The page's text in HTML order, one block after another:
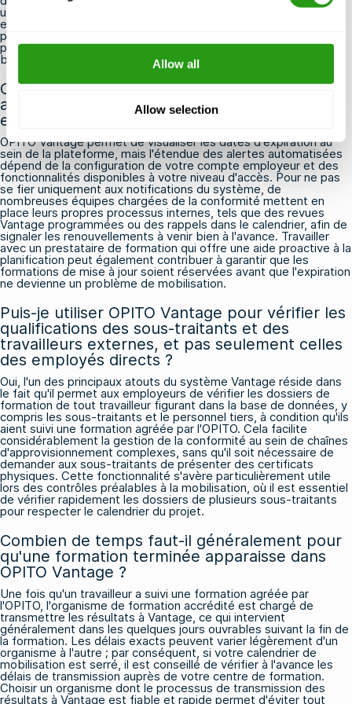
Allow all
Allow selection
une fiche manquante est due à un retard de saisie ou à une
erreur administrative au niveau du centre de formation, ce qui
peut être résolu rapidement. Si le problème persiste, vous
pouvez saisir directement l'OPITO, qui veille à l'intégrité de la
base de données Vantage.
OPITO Vantage envoie-t-il des alertes
automatiques lorsque la certification d'un
employé est sur le point d'expirer ?
OPITO Vantage permet de visualiser les dates d'expiration au
sein de la plateforme, mais l'étendue des alertes automatisées
dépend de la configuration de votre compte employeur et des
fonctionnalités disponibles à votre niveau d'accès. Pour ne pas
se fier uniquement aux notifications du système, de
nombreuses équipes chargées de la conformité mettent en
place leurs propres processus internes, tels que des revues
Vantage programmées ou des rappels dans le calendrier, afin de
signaler les renouvellements à venir bien à l'avance. Travailler
avec un prestataire de formation qui offre une aide proactive à la
planification peut également contribuer à garantir que les
formations de mise à jour soient réservées avant que l'expiration
ne devienne un problème de mobilisation.
Puis-je utiliser OPITO Vantage pour vérifier les
qualifications des sous-traitants et des
travailleurs externes, et pas seulement celles
des employés directs ?
Oui, l'un des principaux atouts du système Vantage réside dans
le fait qu'il permet aux employeurs de vérifier les dossiers de
formation de tout travailleur figurant dans la base de données, y
compris les sous-traitants et le personnel tiers, à condition qu'ils
aient suivi une formation agréée par l'OPITO. Cela facilite
considérablement la gestion de la conformité au sein de chaînes
d'approvisionnement complexes, sans qu'il soit nécessaire de
demander aux sous-traitants de présenter des certificats
physiques. Cette fonctionnalité s'avère particulièrement utile
lors des contrôles préalables à la mobilisation, où il est essentiel
de vérifier rapidement les dossiers de plusieurs sous-traitants
pour respecter le calendrier du projet.
Combien de temps faut-il généralement pour
qu'une formation terminée apparaisse dans
OPITO Vantage ?
Une fois qu'un travailleur a suivi une formation agréée par
l'OPITO, l'organisme de formation accrédité est chargé de
transmettre les résultats à Vantage, ce qui intervient
généralement dans les quelques jours ouvrables suivant la fin de
la formation. Les délais exacts peuvent varier légèrement d'un
organisme à l'autre ; par conséquent, si votre calendrier de
mobilisation est serré, il est conseillé de vérifier à l'avance les
délais de transmission auprès de votre centre de formation.
Choisir un organisme dont le processus de transmission des
résultats à Vantage est fiable et rapide permet d'éviter tout